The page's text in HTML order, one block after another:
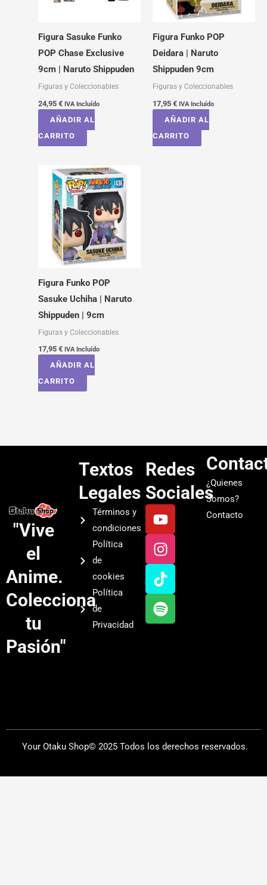
Figura Sasuke Funko
POP Chase Exclusive
9cm | Naruto Shippuden
Figuras y Coleccionables
24,95 € IVA Incluído
AÑADIR AL
CARRITO
Figura Funko POP
Deidara | Naruto
Shippuden 9cm
Figuras y Coleccionables
17,95 € IVA Incluído
AÑADIR AL
CARRITO
Figura Funko POP
Sasuke Uchiha | Naruto
Shippuden | 9cm
Figuras y Coleccionables
17,95 € IVA Incluído
AÑADIR AL
CARRITO
"Vive
el
Anime.
Colecciona
tu
Pasión"
Textos
Legales
Términos y
condiciones
Política
de
cookies
Política
de
Privacidad
Redes
Sociales
Y
o
u
t
u
b
e
I
n
s
t
a
g
r
a
T
i
k
t
o
k
S
p
o
t
i
f
y
¿Quienes
Somos?
Contacto
Your Otaku Shop© 2025 Todos los derechos reservados.